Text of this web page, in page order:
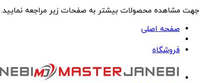
جهت مشاهده محصولات بیشتر به صفحات زیر مراجعه نمایید.
صفحه اصلی
فروشگاه